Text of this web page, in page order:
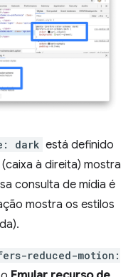
dark está definido
à direita) mostra
consulta de mídia é
mostra os estilos
reduced-motion: